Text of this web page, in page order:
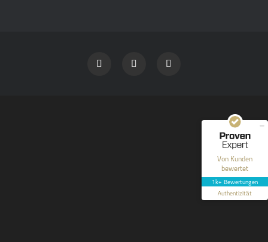
Von Kunden
bewertet
1k+ Bewertungen
Authentizität
40
Bewertungen auf
ProvenExpert.com
Blick aufs ProvenExpert-Profil werfen